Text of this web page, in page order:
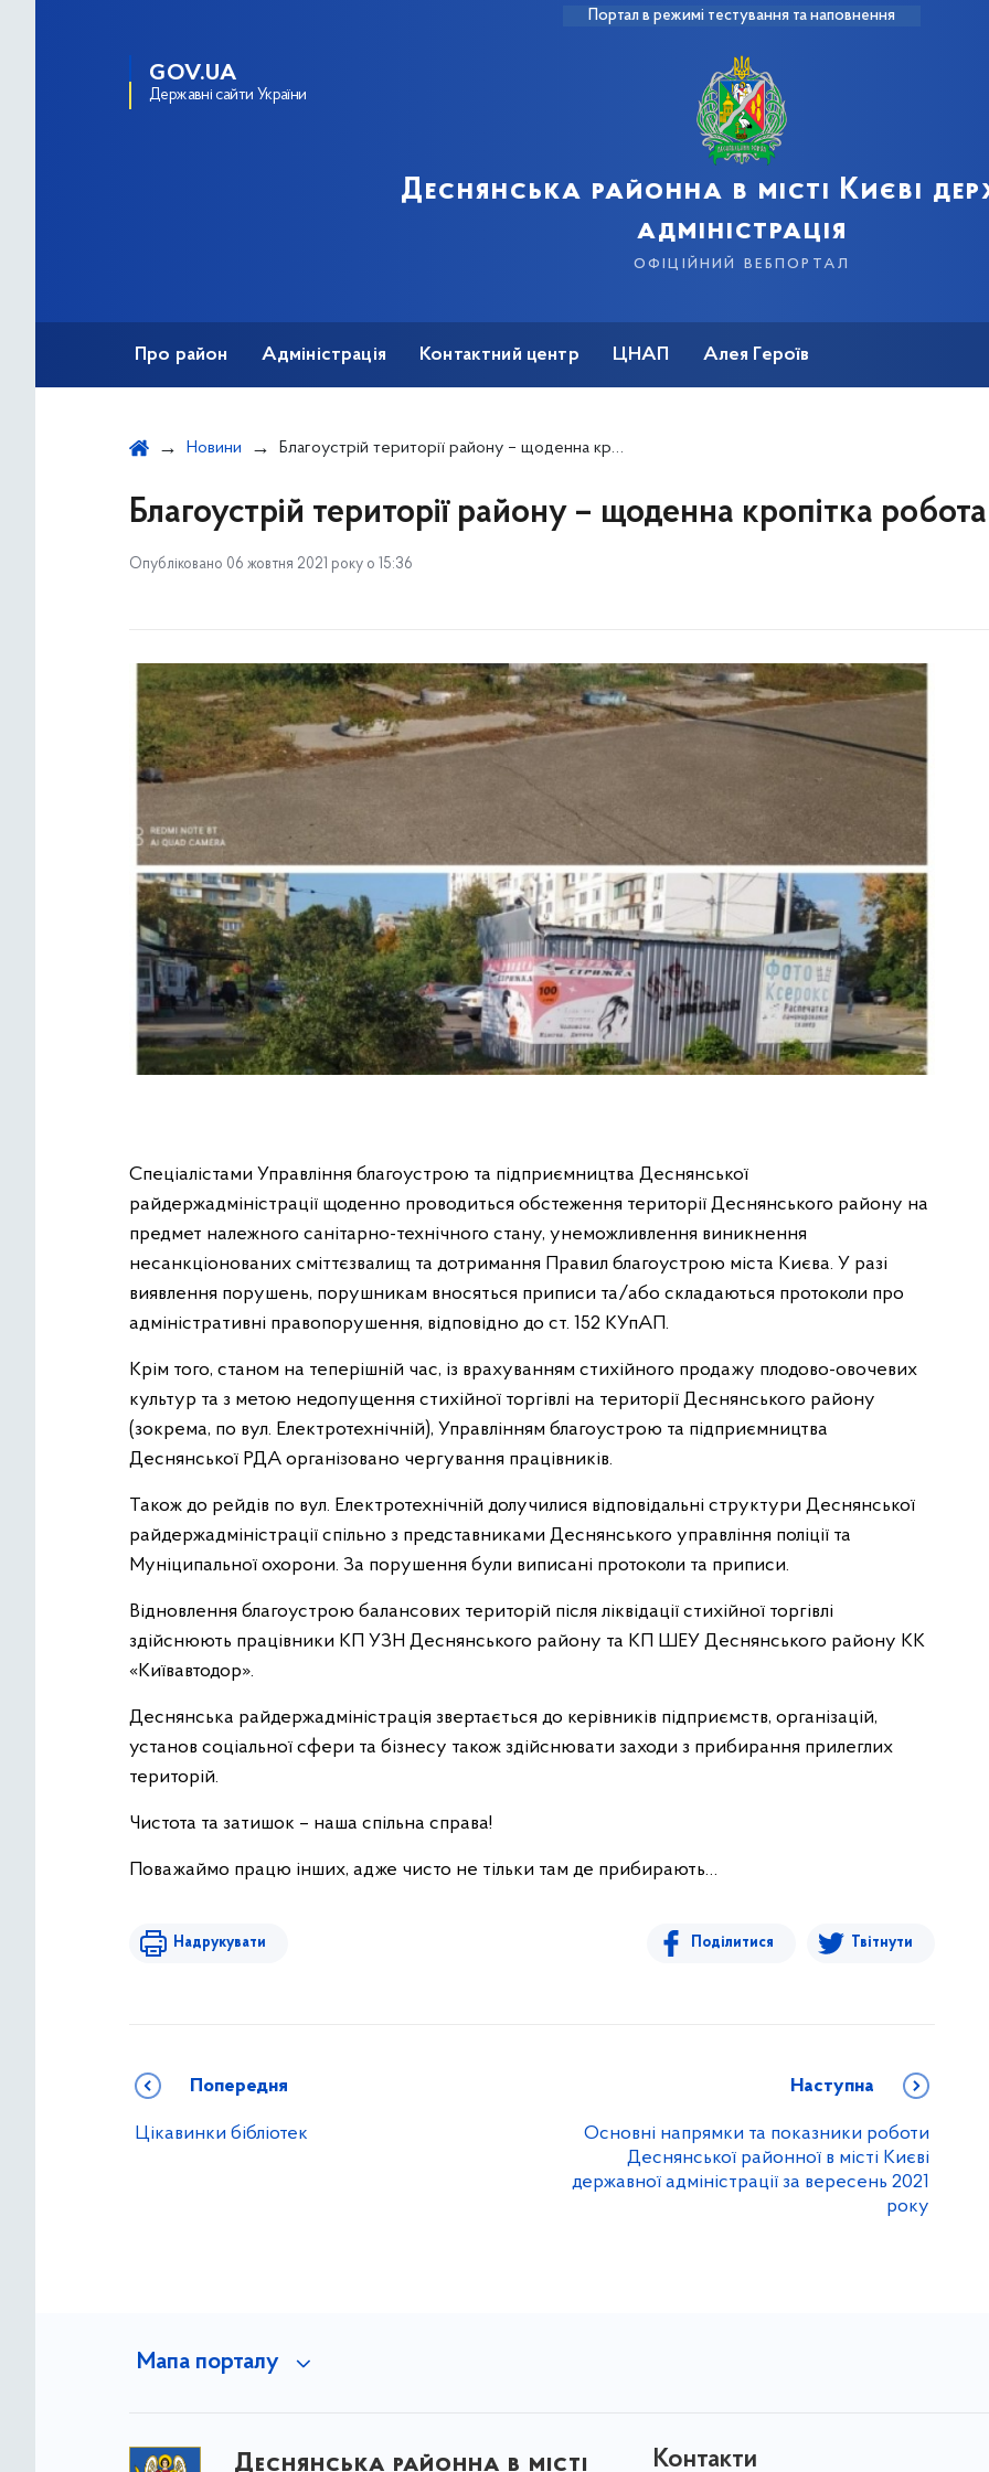
Портал в режимі тестування та наповнення
GOV.UA
Державні сайти України
Деснянська районна в місті Києві
адміністрація
офіційний вебпортал
Про район Адміністрація Контактний центр ЦНАП Алея Героїв
Новини Благоустрій території району – щоденна кропітка робота
Благоустрій території району – щоденна кропітка робота
Опубліковано 06 жовтня 2021 року о 15:36
Спеціалістами Управління благоустрою та підприємництва Деснянської
райдержадміністрації щоденно проводиться обстеження території Деснянського району на
предмет належного санітарно-технічного стану, унеможливлення виникнення
несанкціонованих сміттєзвалищ та дотримання Правил благоустрою міста Києва. У разі
виявлення порушень, порушникам вносяться приписи та/або складаються протоколи про
адміністративні правопорушення, відповідно до ст. 152 КУпАП.
Крім того, станом на теперішній час, із врахуванням стихійного продажу плодово-овочевих
культур та з метою недопущення стихійної торгівлі на території Деснянського району
(зокрема, по вул. Електротехнічній), Управлінням благоустрою та підприємництва
Деснянської РДА організовано чергування працівників.
Також до рейдів по вул. Електротехнічній долучилися відповідальні структури Деснянської
райдержадміністрації спільно з представниками Деснянського управління поліції та
Муніципальної охорони. За порушення були виписані протоколи та приписи.
Відновлення благоустрою балансових територій після ліквідації стихійної торгівлі
здійснюють працівники КП УЗН Деснянського району та КП ШЕУ Деснянського району КК
«Київавтодор».
Деснянська райдержадміністрація звертається до керівників підприємств, організацій,
установ соціальної сфери та бізнесу також здійснювати заходи з прибирання прилеглих
територій.
Чистота та затишок – наша спільна справа!
Поважаймо працю інших, адже чисто не тільки там де прибирають…
Надрукувати Поділитися Твітнути
Попередня
Цікавинки бібліотек
Наступна
Основні напрямки та показники роботи
Деснянської районної в місті Києві
державної адміністрації за вересень 2021
року
Мапа порталу
Деснянська районна в місті Контакти